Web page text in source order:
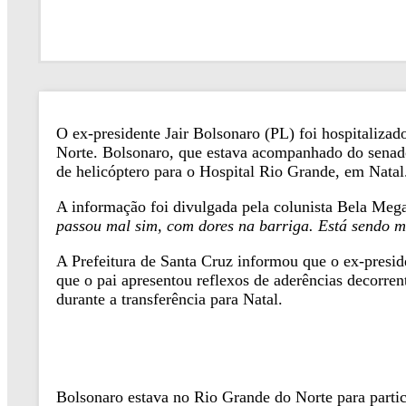
O ex-presidente Jair Bolsonaro (PL) foi
Norte. Bolsonaro, que estava acompanhado do
de helicóptero para o Hospital Rio Grande, em
A informação foi divulgada pela colunista Bela
passou mal sim, com dores na barriga. Está sendo
A Prefeitura de Santa Cruz informou que o ex-
que o pai apresentou reflexos de aderências
durante a transferência para Natal.
Bolsonaro estava no Rio Grande do Norte para